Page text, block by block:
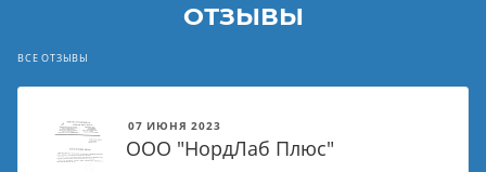
ОТЗЫВЫ
ВСЕ ОТЗЫВЫ
07 ИЮНЯ 2023
ООО "НордЛаб Плюс"